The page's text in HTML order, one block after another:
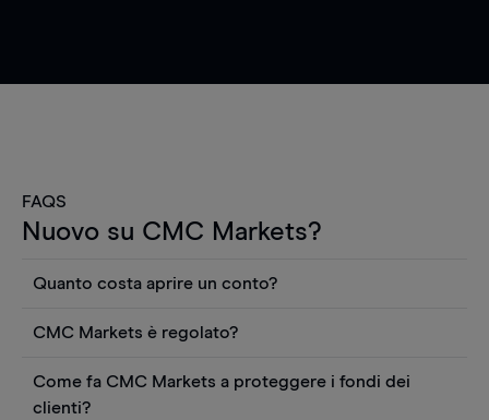
FAQS
Nuovo su CMC Markets?
Quanto costa aprire un conto?
Puoi anche visualizzare gratuitamente i prezzi e
utilizzare strumenti come grafici, notizie Reuters
o rapporti quantitativi sui titoli azionari di
CMC Markets è regolato?
regolamentato dall'Autorità federale tedesca di
Come fa CMC Markets a proteggere i fondi dei
clienti?